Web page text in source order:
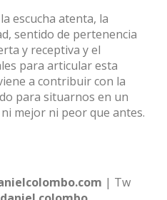
escucha atenta, la
sentido de pertenencia
y receptiva y el
para articular esta
a contribuir con la
para situarnos en un
mejor ni peor que antes.
| Tw